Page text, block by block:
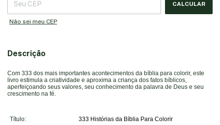
CALCULAR
Não sei meu CEP
Descrição
Com 333 dos mais importantes acontecimentos da bíblia para colorir, este
livro estimula a criatividade e aproxima a criança dos fatos bíblicos,
aperfeiçoando seus valores, seu conhecimento da palavra de Deus e seu
crescimento na fé.
Título:
333 Histórias da Bíblia Para Colorir